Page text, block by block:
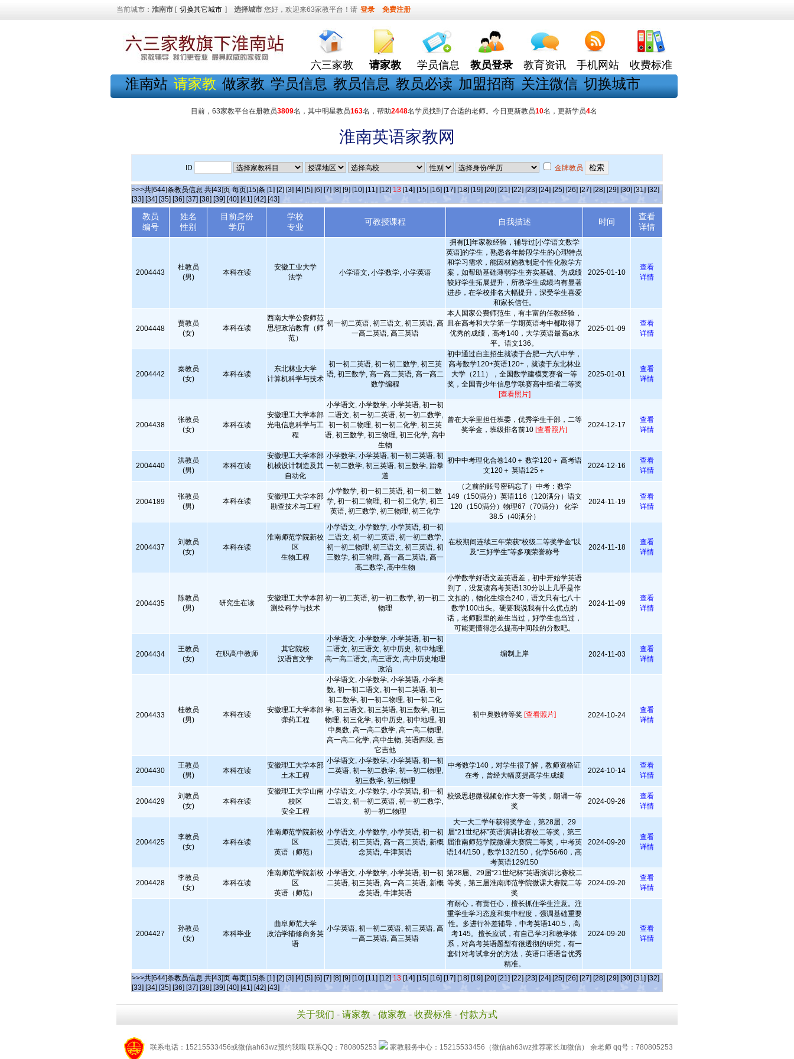
当前城市： 淮南市 [ 切换其它城市 ] 选择城市 您好，欢迎来63家教平台！请 登录 免费注册
六三家教 请家教 学员信息 教员登录 教育资讯 手机网站 收费标准
淮南站 请家教 做家教 学员信息 教员信息 教员必读 加盟招商 关注微信 切换城市
目前，63家教平台在册教员3809名，其中明星教员163名，帮助2448名学员找到了合适的老师。今日更新教员10名，更新学员4名
淮南英语家教网
ID 金牌教员
>>>共[644]条教员信息 共[43]页 每页[15]条 [1] [2] [3] [4] [5] [6] [7] [8] [9] [10] [11] [12] 13 [14] [15] [16] [17] [18] [19] [20] [21] [22] [23] [24] [25] [26] [27] [28] [29] [30] [31] [32]
[33] [34] [35] [36] [37] [38] [39] [40] [41] [42] [43]
教员
编号
姓名
性别
目前身份
学历
学校
专业
可教授课程 自我描述 时间
查看
详情
2004443
杜教员
(男)
本科在读
安徽工业大学
法学
小学语文, 小学数学, 小学英语
拥有[1]年家教经验，辅导过[小学语文数学
英语]的学生，熟悉各年龄段学生的心理特点
和学习需求，能因材施教制定个性化教学方
案，如帮助基础薄弱学生夯实基础、为成绩
较好学生拓展提升，所教学生成绩均有显著
进步，在学校排名大幅提升，深受学生喜爱
和家长信任。
2025-01-10
查看
详情
2004448
贾教员
(女)
本科在读
西南大学公费师范
思想政治教育（师
范）
初一初二英语, 初三语文, 初三英语, 高
一高二英语, 高三英语
本人国家公费师范生，有丰富的任教经验，
且在高考和大学第一学期英语考中都取得了
优秀的成绩，高考140，大学英语最高a水
平。语文136。
2025-01-09
查看
详情
2004442
秦教员
(女)
本科在读
东北林业大学
计算机科学与技术
初一初二英语, 初一初二数学, 初三英
语, 初三数学, 高一高二英语, 高一高二
数学编程
初中通过自主招生就读于合肥一六八中学，
高考数学120+英语120+，就读于东北林业
大学（211），全国数学建模竞赛省一等
奖，全国青少年信息学联赛高中组省二等奖
[查看照片]
2025-01-01
查看
详情
2004438
张教员
(女)
本科在读
安徽理工大学本部
光电信息科学与工
程
小学语文, 小学数学, 小学英语, 初一初
二语文, 初一初二英语, 初一初二数学,
初一初二物理, 初一初二化学, 初三英
语, 初三数学, 初三物理, 初三化学, 高中
生物
曾在大学里担任班委，优秀学生干部，二等
奖学金，班级排名前10 [查看照片]
2024-12-17
查看
详情
2004440
洪教员
(男)
本科在读
安徽理工大学本部
机械设计制造及其
自动化
小学数学, 小学英语, 初一初二英语, 初
一初二数学, 初三英语, 初三数学, 跆拳
道
初中中考理化合卷140＋ 数学120＋ 高考语
文120＋ 英语125＋
2024-12-16
查看
详情
2004189
张教员
(男)
本科在读
安徽理工大学本部
勘查技术与工程
小学数学, 初一初二英语, 初一初二数
学, 初一初二物理, 初一初二化学, 初三
英语, 初三数学, 初三物理, 初三化学
（之前的账号密码忘了）中考：数学
149（150满分）英语116（120满分）语文
120（150满分）物理67（70满分） 化学
38.5（40满分）
2024-11-19
查看
详情
2004437
刘教员
(女)
本科在读
淮南师范学院新校
区
生物工程
小学语文, 小学数学, 小学英语, 初一初
二语文, 初一初二英语, 初一初二数学,
初一初二物理, 初三语文, 初三英语, 初
三数学, 初三物理, 高一高二英语, 高一
高二数学, 高中生物
在校期间连续三年荣获“校级二等奖学金”以
及“三好学生”等多项荣誉称号
2024-11-18
查看
详情
2004435
陈教员
(男)
研究生在读
安徽理工大学本部
测绘科学与技术
初一初二英语, 初一初二数学, 初一初二
物理
小学数学好语文差英语差，初中开始学英语
到了，没复读高考英语130分以上几乎是作
文扣的，物化生综合240，语文只有七八十
数学100出头。硬要我说我有什么优点的
话，老师眼里的差生当过，好学生也当过，
可能更懂得怎么提高中间段的分数吧。
2024-11-09
查看
详情
2004434
王教员
(女)
在职高中教师
其它院校
汉语言文学
小学语文, 小学数学, 小学英语, 初一初
二语文, 初三语文, 初中历史, 初中地理,
高一高二语文, 高三语文, 高中历史地理
政治
编制上岸 2024-11-03
查看
详情
2004433
桂教员
(男)
本科在读
安徽理工大学本部
弹药工程
小学语文, 小学数学, 小学英语, 小学奥
数, 初一初二语文, 初一初二英语, 初一
初二数学, 初一初二物理, 初一初二化
学, 初三语文, 初三英语, 初三数学, 初三
物理, 初三化学, 初中历史, 初中地理, 初
中奥数, 高一高二数学, 高一高二物理,
高一高二化学, 高中生物, 英语四级, 吉
它吉他
初中奥数特等奖 [查看照片] 2024-10-24
查看
详情
2004430
王教员
(男)
本科在读
安徽理工大学本部
土木工程
小学语文, 小学数学, 小学英语, 初一初
二英语, 初一初二数学, 初一初二物理,
初三数学, 初三物理
中考数学140，对学生很了解，教师资格证
在考，曾经大幅度提高学生成绩
2024-10-14
查看
详情
2004429
刘教员
(女)
本科在读
安徽理工大学山南
校区
安全工程
小学语文, 小学数学, 小学英语, 初一初
二语文, 初一初二英语, 初一初二数学,
初一初二物理
校级思想微视频创作大赛一等奖，朗诵一等
奖
2024-09-26
查看
详情
2004425
李教员
(女)
本科在读
淮南师范学院新校
区
英语（师范）
小学语文, 小学数学, 小学英语, 初一初
二英语, 初三英语, 高一高二英语, 新概
念英语, 牛津英语
大一大二学年获得奖学金，第28届、29
届“21世纪杯”英语演讲比赛校二等奖，第三
届淮南师范学院微课大赛院二等奖，中考英
语144/150，数学132/150，化学56/60，高
考英语129/150
2024-09-20
查看
详情
2004428
李教员
(女)
本科在读
淮南师范学院新校
区
英语（师范）
小学语文, 小学数学, 小学英语, 初一初
二英语, 初三英语, 高一高二英语, 新概
念英语, 牛津英语
第28届、29届“21世纪杯”英语演讲比赛校二
等奖，第三届淮南师范学院微课大赛院二等
奖
2024-09-20
查看
详情
2004427
孙教员
(女)
本科毕业
曲阜师范大学
政治学辅修商务英
语
小学英语, 初一初二英语, 初三英语, 高
一高二英语, 高三英语
有耐心，有责任心，擅长抓住学生注意。注
重学生学习态度和集中程度，强调基础重要
性。多进行补差辅导，中考英语140.5，高
考145。擅长应试，有自己学习和教学体
系，对高考英语题型有很透彻的研究，有一
套针对考试拿分的方法，英语口语语音优秀
精准。
2024-09-20
查看
详情
>>>共[644]条教员信息 共[43]页 每页[15]条 [1] [2] [3] [4] [5] [6] [7] [8] [9] [10] [11] [12] 13 [14] [15] [16] [17] [18] [19] [20] [21] [22] [23] [24] [25] [26] [27] [28] [29] [30] [31] [32]
[33] [34] [35] [36] [37] [38] [39] [40] [41] [42] [43]
关于我们 - 请家教 - 做家教 - 收费标准 - 付款方式
联系电话：15215533456或微信ah63wz预约我哦 联系QQ：780805253 家教服务中心：15215533456（微信ah63wz推荐家长加微信） 余老师 qq号：780805253